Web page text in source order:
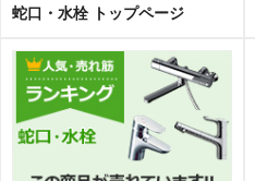
蛇口・水栓 トップページ